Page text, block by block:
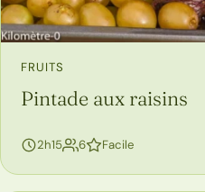
FRUITS
Pintade aux raisins
2h15 6personnes
Facile